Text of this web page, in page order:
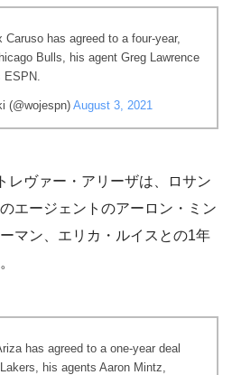
Caruso has agreed to a four-year,
Bulls, his agent Greg Lawrence
ESPN.
(@wojespn) August 3, 2021
レヴァー・アリーザは、ロサン
エージェントのアーロン・ミン
マン、エリカ・ルイスとの1年
has agreed to a one-year deal
his agents Aaron Mintz,